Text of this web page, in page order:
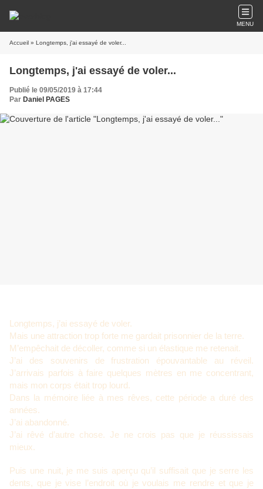
MENU
Accueil » Longtemps, j'ai essayé de voler...
Longtemps, j'ai essayé de voler...
Publié le 09/05/2019 à 17:44
Par Daniel PAGES
Longtemps, j’ai essayé de voler.
Mais une attraction trop forte me gardait prisonnier de la terre.
M’empêchait de décoller, comme si un élastique me retenait.
J’ai des souvenirs de frustration épouvantable au réveil.
J’arrivais parfois à faire quelques mètres en me concentrant,
mais mon corps était trop lourd.
Dans la mémoire liée à mes rêves, cette période a duré des
années.
J’ai abandonné.
J’ai rêvé d’autre chose. Je ne crois pas que je réussissais
mieux.
Puis une nuit, je me suis aperçu qu’il suffisait que je serre les
dents, que je vise l’endroit où je voulais me rendre et que je